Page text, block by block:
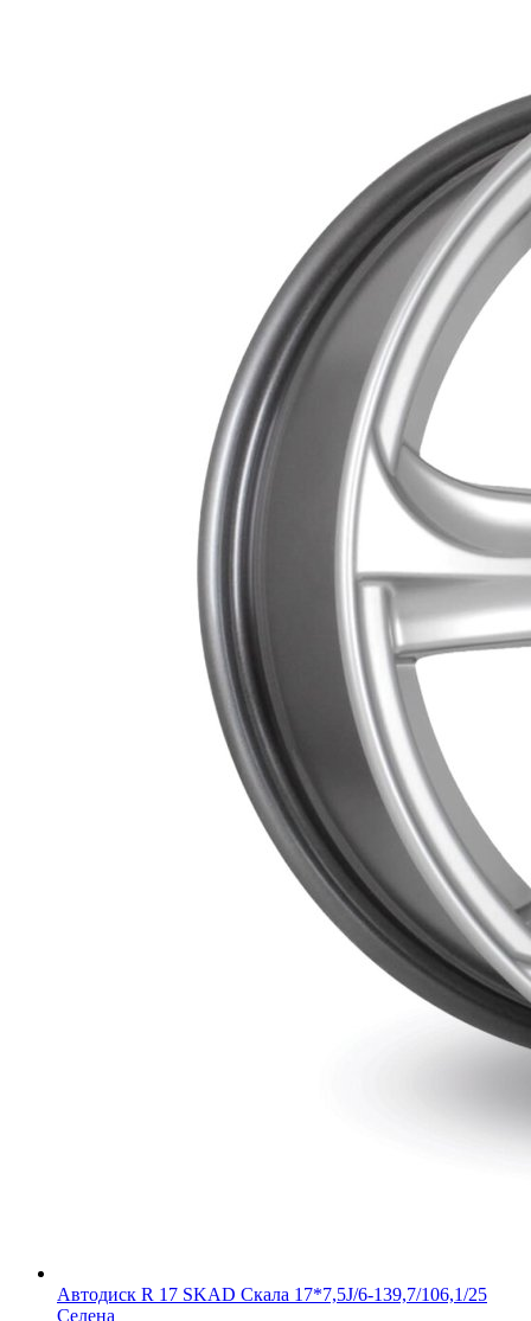
Автодиск R 17 SKAD Скала 17*7,5J/6-139,7/106,1/25
Селена